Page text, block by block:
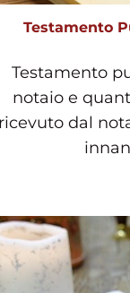
Testamento
Testamento
notaio e
dal